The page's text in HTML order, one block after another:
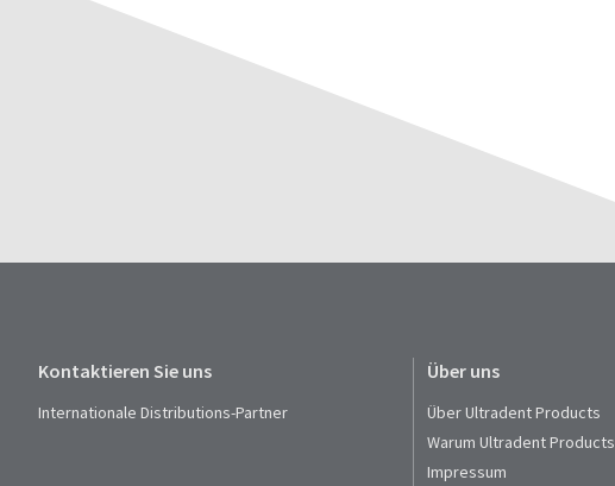
Kontaktieren Sie uns
Internationale Distributions-Partner
Über uns
Über Ultradent Products
Warum Ultradent Products
Impressum